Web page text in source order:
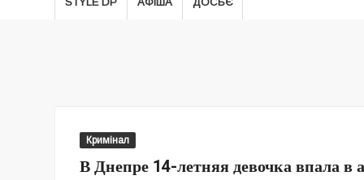
Кримінал
В Днепре 14-летняя девочка впала в